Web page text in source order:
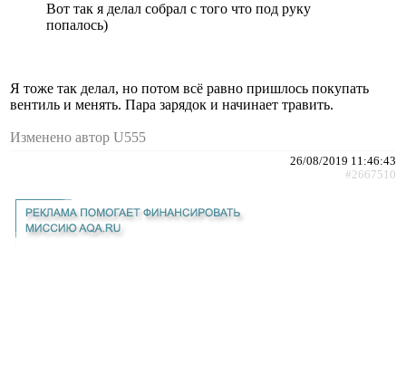
Вот так я делал собрал с того что под руку
попалось)
Я тоже так делал, но потом всё равно пришлось покупать
вентиль и менять. Пара зарядок и начинает травить.
Изменено автор U555
26/08/2019 11:46:43
#2667510